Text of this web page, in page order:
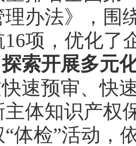
理办法》，围
16项，优化了
索开展多元
速预审、快
主体知识产权
体检”活动，